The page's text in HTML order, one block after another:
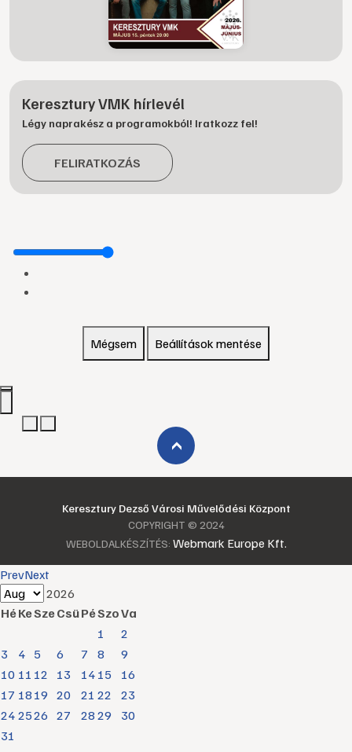
Keresztury VMK hírlevél
Légy naprakész a programokból! Iratkozz fel!
FELIRATKOZÁS
Mégsem Beállítások mentése
›
Keresztury Dezső Városi Művelődési Központ
COPYRIGHT © 2024
WEBOLDALKÉSZÍTÉS: Webmark Europe Kft.
PrevNext
2026
HéKeSzeCsüPéSzoVa
1
2
3
4 5 6 7 8
9
10 11 12 13 14 15
16
17 18 19 20 21 22
23
24 2526 27 28 29
30
31